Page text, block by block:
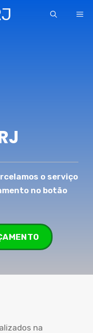
o serviço
no botão
na